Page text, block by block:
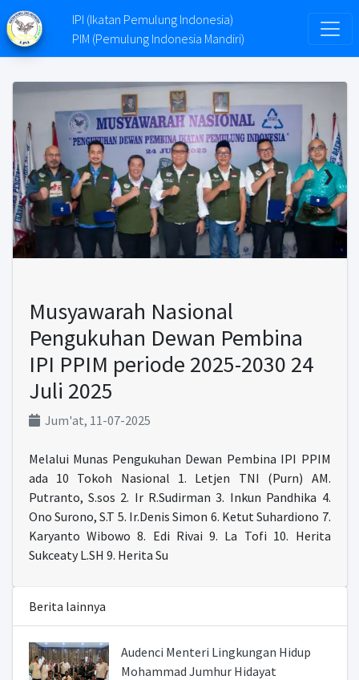
IPI (Ikatan Pemulung Indonesia)
PIM (Pemulung Indonesia Mandiri)
❮ ❯
Musyawarah Nasional
Pengukuhan Dewan Pembina
IPI PPIM periode 2025-2030 24
Juli 2025
Jum'at, 11-07-2025
Melalui Munas Pengukuhan Dewan Pembina IPI PPIM
ada 10 Tokoh Nasional 1. Letjen TNI (Purn) AM.
Putranto, S.sos 2. Ir R.Sudirman 3. Inkun Pandhika 4.
Ono Surono, S.T 5. Ir.Denis Simon 6. Ketut Suhardiono 7.
Karyanto Wibowo 8. Edi Rivai 9. La Tofi 10. Herita
Sukceaty L.SH 9. Herita Su
Berita lainnya
Audenci Menteri Lingkungan Hidup
Mohammad Jumhur Hidayat